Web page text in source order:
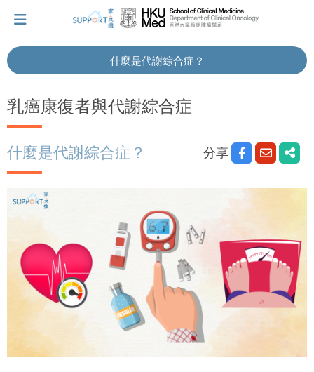
讓我們與你並肩而行。
擁抱每刻，留住這愛。
輕鬆一下，充下電啦！
小貼士‧「家」資源
乳癌康復者與代謝綜合症
什麼是代謝綜合症？
分享
什麼是代謝綜合症？